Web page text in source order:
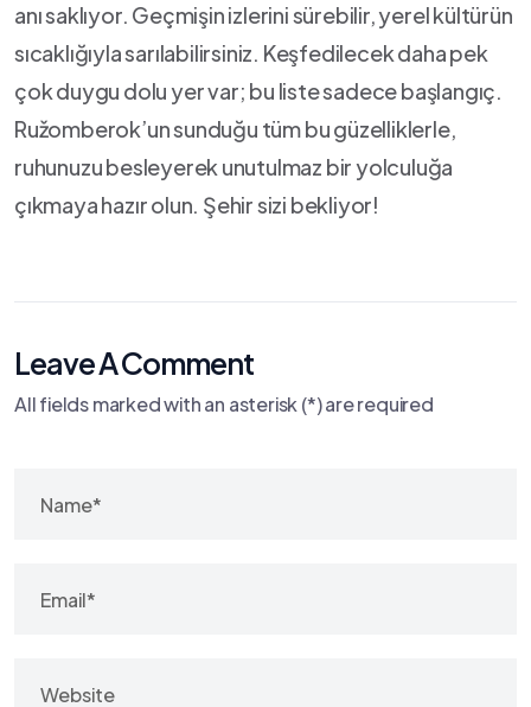
anı saklıyor. Geçmişin ​izlerini sürebilir, yerel kültürün
‍sıcaklığıyla sarılabilirsiniz. Keşfedilecek daha pek
çok duygu dolu yer var; ‌bu liste sadece başlangıç.
Ružomberok’un sunduğu tüm ‌bu güzelliklerle,
ruhunuzu besleyerek ⁣unutulmaz bir ‍yolculuğa
çıkmaya hazır ‌olun.‌ Şehir sizi bekliyor!
Leave A Comment
All fields marked with an asterisk (*) are required